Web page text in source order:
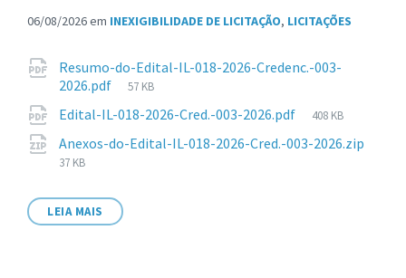
06/08/2026em INEXIGIBILIDADE DE LICITAÇÃO, LICITAÇÕES
Anexos
Resumo-do-Edital-IL-018-2026-Credenc.-003-
2026.pdf
Tamanho
arquivo:
57 KB
Edital-IL-018-2026-Cred.-003-2026.pdf
Tamanho
arquivo:
408 KB
Anexos-do-Edital-IL-018-2026-Cred.-003-2026.zip
Tamanho
arquivo:
37 KB
LEIA MAIS